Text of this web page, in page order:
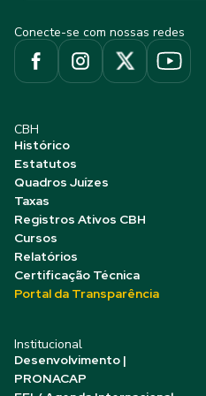
Conecte-se com nossas redes
CBH
Histórico
Estatutos
Quadros Juízes
Taxas
Registros Ativos CBH
Cursos
Relatórios
Certificação Técnica
Portal da Transparência
Institucional
Desenvolvimento |
PRONACAP